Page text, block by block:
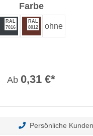
Farbeauswählen
RAL
7016
RAL
8012
ohne
Ab 0,31 €*
Persönliche